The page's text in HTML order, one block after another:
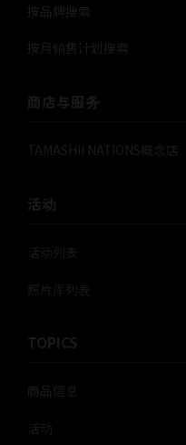
按品牌搜索
按月销售计划搜索
商店与服务
TAMASHII NATIONS概念店
活动
活动列表
照片库列表
TOPICS
商品信息
活动